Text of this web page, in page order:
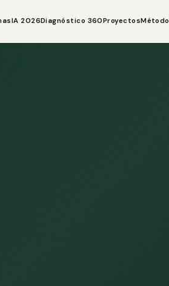
IA 2026Diagnóstico 360ProyectosMétodo